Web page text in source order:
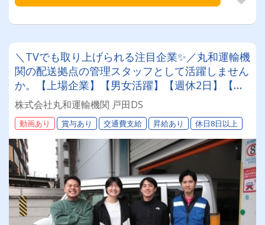
＼TVでも取り上げられる注目企業✨／丸和運輸機
関の配送拠点の管理スタッフとして活躍しません
か。【上場企業】【男女活躍】【週休2日】【待
遇面充実】安定した環境＆収入をお約束《賞与年
2回》《退職金あり》《平均月収25万円》
株式会社丸和運輸機関 戸田DS
動画あり 賞与あり 交通費支給 昇給あり 休日8日以上